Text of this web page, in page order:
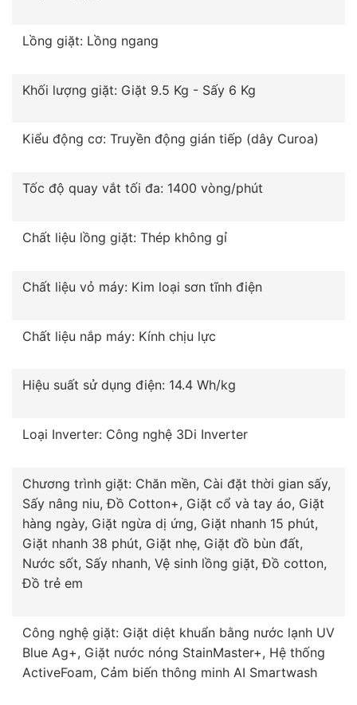
Lồng giặt: Lồng ngang
Khối lượng giặt: Giặt 9.5 Kg - Sấy 6 Kg
Kiểu động cơ: Truyền động gián tiếp (dây Curoa)
Tốc độ quay vắt tối đa: 1400 vòng/phút
Chất liệu lồng giặt: Thép không gỉ
Chất liệu vỏ máy: Kim loại sơn tĩnh điện
Chất liệu nắp máy: Kính chịu lực
Hiệu suất sử dụng điện: 14.4 Wh/kg
Loại Inverter: Công nghệ 3Di Inverter
Chương trình giặt: Chăn mền, Cài đặt thời gian sấy,
Sấy nâng niu, Đồ Cotton+, Giặt cổ và tay áo, Giặt
hàng ngày, Giặt ngừa dị ứng, Giặt nhanh 15 phút,
Giặt nhanh 38 phút, Giặt nhẹ, Giặt đồ bùn đất,
Nước sốt, Sấy nhanh, Vệ sinh lồng giặt, Đồ cotton,
Đồ trẻ em
Công nghệ giặt: Giặt diệt khuẩn bằng nước lạnh UV
Blue Ag+, Giặt nước nóng StainMaster+, Hệ thống
ActiveFoam, Cảm biến thông minh AI Smartwash